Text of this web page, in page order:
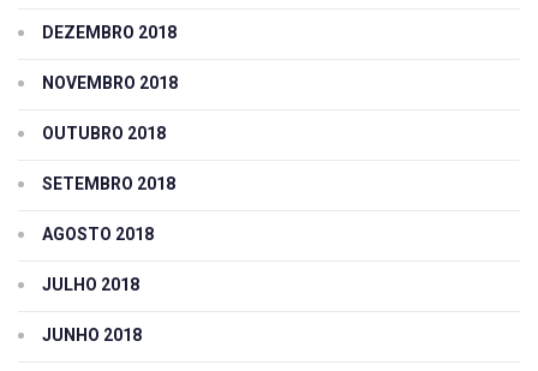
DEZEMBRO 2018
NOVEMBRO 2018
OUTUBRO 2018
SETEMBRO 2018
AGOSTO 2018
JULHO 2018
JUNHO 2018